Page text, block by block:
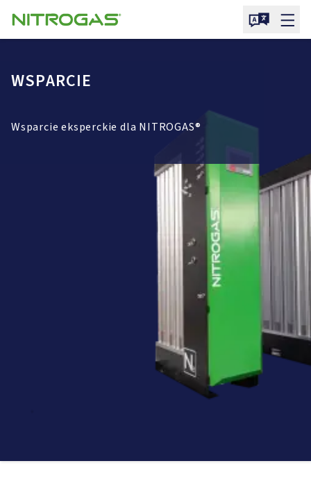
WSPARCIE
Wsparcie eksperckie dla NITROGAS®